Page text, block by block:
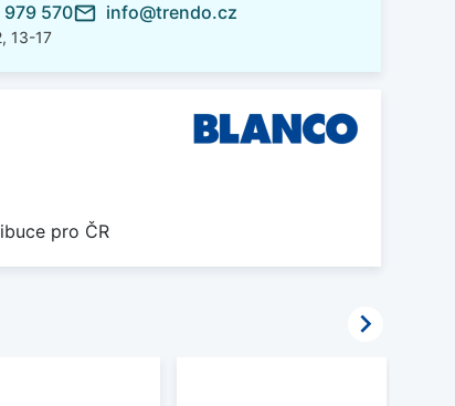
979 570
13-17
mail_outline info@trendo.cz
pro ČR
